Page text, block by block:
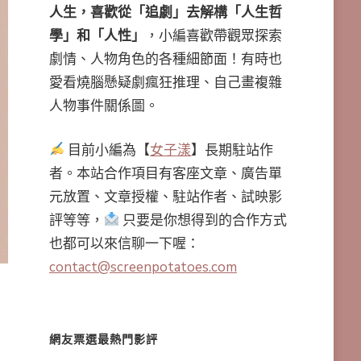
人生，喜歡從「追劇」去解構「人生哲
學」和「人性」
，小編喜歡帶觀眾探索
劇情、人物角色的各種細節面！有時也
愛看燒腦懸疑劇瘋狂推理、自己畫複雜
人物事件關係圖。
目前小編為【女子漾】長期駐站作
者。本站合作項目有客座文章、廣告單
元放置、文章授權、駐站作者、試映影
評等等，
只要是你想得到的合作方式
也都可以來信聊一下喔：
contact@screenpotatoes.com
網友票選最熱門影評